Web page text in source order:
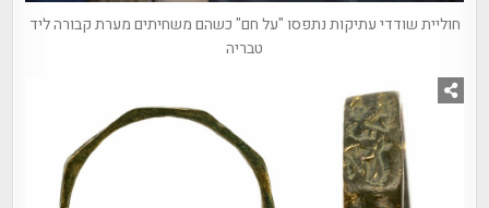
חוליית שודדי עתיקות נתפסו "על חם" כשהם משחיתים מערת קבורה ליד
טבריה